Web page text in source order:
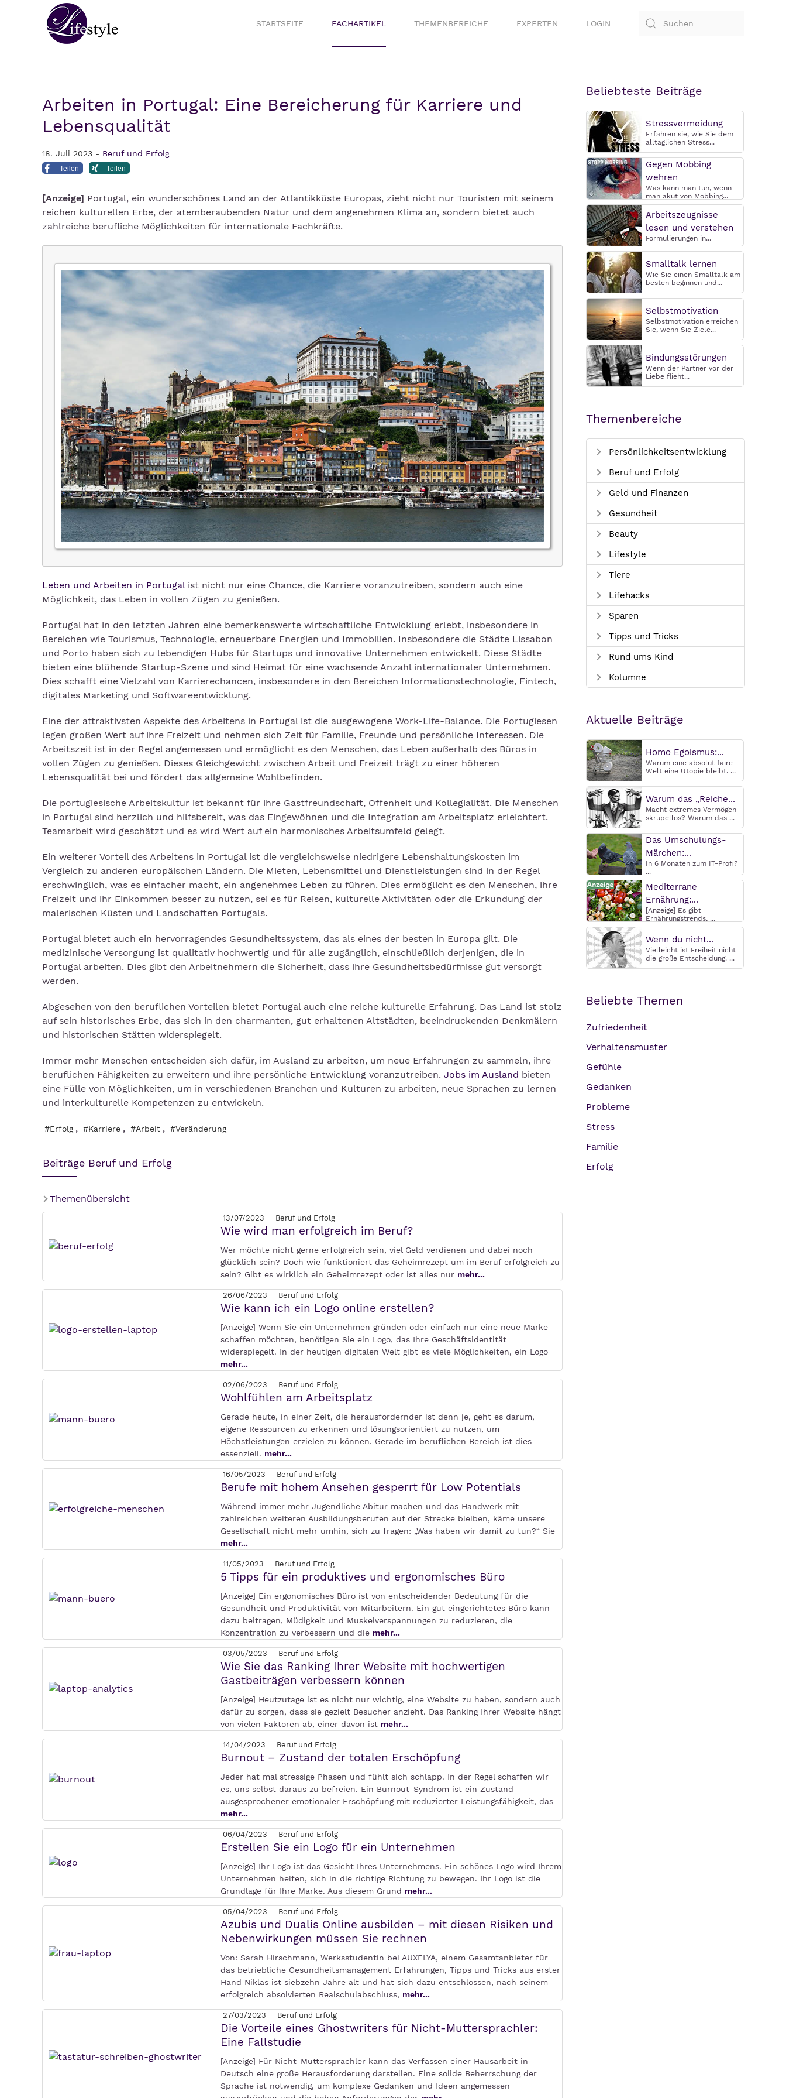
STARTSEITE FACHARTIKEL THEMENBEREICHE EXPERTEN LOGIN
Arbeiten in Portugal: Eine Bereicherung für Karriere und
Lebensqualität
18. Juli 2023 - Beruf und Erfolg
Teilen Teilen
[Anzeige] Portugal, ein wunderschönes Land an der Atlantikküste Europas, zieht nicht nur Touristen mit seinem
reichen kulturellen Erbe, der atemberaubenden Natur und dem angenehmen Klima an, sondern bietet auch
zahlreiche berufliche Möglichkeiten für internationale Fachkräfte.
Leben und Arbeiten in Portugalist nicht nur eine Chance, die Karriere voranzutreiben, sondern auch eine
Möglichkeit, das Leben in vollen Zügen zu genießen.
Portugal hat in den letzten Jahren eine bemerkenswerte wirtschaftliche Entwicklung erlebt, insbesondere in
Bereichen wie Tourismus, Technologie, erneuerbare Energien und Immobilien. Insbesondere die Städte Lissabon
und Porto haben sich zu lebendigen Hubs für Startups und innovative Unternehmen entwickelt. Diese Städte
bieten eine blühende Startup-Szene und sind Heimat für eine wachsende Anzahl internationaler Unternehmen.
Dies schafft eine Vielzahl von Karrierechancen, insbesondere in den Bereichen Informationstechnologie, Fintech,
digitales Marketing und Softwareentwicklung.
Eine der attraktivsten Aspekte des Arbeitens in Portugal ist die ausgewogene Work-Life-Balance. Die Portugiesen
legen großen Wert auf ihre Freizeit und nehmen sich Zeit für Familie, Freunde und persönliche Interessen. Die
Arbeitszeit ist in der Regel angemessen und ermöglicht es den Menschen, das Leben außerhalb des Büros in
vollen Zügen zu genießen. Dieses Gleichgewicht zwischen Arbeit und Freizeit trägt zu einer höheren
Lebensqualität bei und fördert das allgemeine Wohlbefinden.
Die portugiesische Arbeitskultur ist bekannt für ihre Gastfreundschaft, Offenheit und Kollegialität. Die Menschen
in Portugal sind herzlich und hilfsbereit, was das Eingewöhnen und die Integration am Arbeitsplatz erleichtert.
Teamarbeit wird geschätzt und es wird Wert auf ein harmonisches Arbeitsumfeld gelegt.
Ein weiterer Vorteil des Arbeitens in Portugal ist die vergleichsweise niedrigere Lebenshaltungskosten im
Vergleich zu anderen europäischen Ländern. Die Mieten, Lebensmittel und Dienstleistungen sind in der Regel
erschwinglich, was es einfacher macht, ein angenehmes Leben zu führen. Dies ermöglicht es den Menschen, ihre
Freizeit und ihr Einkommen besser zu nutzen, sei es für Reisen, kulturelle Aktivitäten oder die Erkundung der
malerischen Küsten und Landschaften Portugals.
Portugal bietet auch ein hervorragendes Gesundheitssystem, das als eines der besten in Europa gilt. Die
medizinische Versorgung ist qualitativ hochwertig und für alle zugänglich, einschließlich derjenigen, die in
Portugal arbeiten. Dies gibt den Arbeitnehmern die Sicherheit, dass ihre Gesundheitsbedürfnisse gut versorgt
werden.
Abgesehen von den beruflichen Vorteilen bietet Portugal auch eine reiche kulturelle Erfahrung. Das Land ist stolz
auf sein historisches Erbe, das sich in den charmanten, gut erhaltenen Altstädten, beeindruckenden Denkmälern
und historischen Stätten widerspiegelt.
Immer mehr Menschen entscheiden sich dafür, im Ausland zu arbeiten, um neue Erfahrungen zu sammeln, ihre
beruflichen Fähigkeiten zu erweitern und ihre persönliche Entwicklung voranzutreiben. Jobs im Ausland bieten
eine Fülle von Möglichkeiten, um in verschiedenen Branchen und Kulturen zu arbeiten, neue Sprachen zu lernen
und interkulturelle Kompetenzen zu entwickeln.
#Erfolg , #Karriere , #Arbeit , #Veränderung
Beiträge Beruf und Erfolg
Themenübersicht
13/07/2023 Beruf und Erfolg
Wie wird man erfolgreich im Beruf?
Wer möchte nicht gerne erfolgreich sein, viel Geld verdienen und dabei noch
glücklich sein? Doch wie funktioniert das Geheimrezept um im Beruf erfolgreich zu
sein? Gibt es wirklich ein Geheimrezept oder ist alles nur mehr...
26/06/2023 Beruf und Erfolg
Wie kann ich ein Logo online erstellen?
[Anzeige] Wenn Sie ein Unternehmen gründen oder einfach nur eine neue Marke
schaffen möchten, benötigen Sie ein Logo, das Ihre Geschäftsidentität
widerspiegelt. In der heutigen digitalen Welt gibt es viele Möglichkeiten, ein Logo
mehr...
02/06/2023 Beruf und Erfolg
Wohlfühlen am Arbeitsplatz
Gerade heute, in einer Zeit, die herausfordernder ist denn je, geht es darum,
eigene Ressourcen zu erkennen und lösungsorientiert zu nutzen, um
Höchstleistungen erzielen zu können. Gerade im beruflichen Bereich ist dies
essenziell. mehr...
16/05/2023 Beruf und Erfolg
Berufe mit hohem Ansehen gesperrt für Low Potentials
Während immer mehr Jugendliche Abitur machen und das Handwerk mit
zahlreichen weiteren Ausbildungsberufen auf der Strecke bleiben, käme unsere
Gesellschaft nicht mehr umhin, sich zu fragen: „Was haben wir damit zu tun?“ Sie
mehr...
11/05/2023 Beruf und Erfolg
5 Tipps für ein produktives und ergonomisches Büro
[Anzeige] Ein ergonomisches Büro ist von entscheidender Bedeutung für die
Gesundheit und Produktivität von Mitarbeitern. Ein gut eingerichtetes Büro kann
dazu beitragen, Müdigkeit und Muskelverspannungen zu reduzieren, die
Konzentration zu verbessern und die mehr...
03/05/2023 Beruf und Erfolg
Wie Sie das Ranking Ihrer Website mit hochwertigen
Gastbeiträgen verbessern können
[Anzeige] Heutzutage ist es nicht nur wichtig, eine Website zu haben, sondern auch
dafür zu sorgen, dass sie gezielt Besucher anzieht. Das Ranking Ihrer Website hängt
von vielen Faktoren ab, einer davon ist mehr...
14/04/2023 Beruf und Erfolg
Burnout – Zustand der totalen Erschöpfung
Jeder hat mal stressige Phasen und fühlt sich schlapp. In der Regel schaffen wir
es, uns selbst daraus zu befreien. Ein Burnout-Syndrom ist ein Zustand
ausgesprochener emotionaler Erschöpfung mit reduzierter Leistungsfähigkeit, das
mehr...
06/04/2023 Beruf und Erfolg
Erstellen Sie ein Logo für ein Unternehmen
[Anzeige] Ihr Logo ist das Gesicht Ihres Unternehmens. Ein schönes Logo wird Ihrem
Unternehmen helfen, sich in die richtige Richtung zu bewegen. Ihr Logo ist die
Grundlage für Ihre Marke. Aus diesem Grund mehr...
05/04/2023 Beruf und Erfolg
Azubis und Dualis Online ausbilden – mit diesen Risiken und
Nebenwirkungen müssen Sie rechnen
Von: Sarah Hirschmann, Werksstudentin bei AUXELYA, einem Gesamtanbieter für
das betriebliche Gesundheitsmanagement Erfahrungen, Tipps und Tricks aus erster
Hand Niklas ist siebzehn Jahre alt und hat sich dazu entschlossen, nach seinem
erfolgreich absolvierten Realschulabschluss, mehr...
27/03/2023 Beruf und Erfolg
Die Vorteile eines Ghostwriters für Nicht-Muttersprachler:
Eine Fallstudie
[Anzeige] Für Nicht-Muttersprachler kann das Verfassen einer Hausarbeit in
Deutsch eine große Herausforderung darstellen. Eine solide Beherrschung der
Sprache ist notwendig, um komplexe Gedanken und Ideen angemessen
Beliebteste Beiträge
Stressvermeidung
Erfahren sie, wie Sie dem
alltäglichen Stress...
Gegen Mobbing
wehren
Was kann man tun, wenn
man akut von Mobbing...
Arbeitszeugnisse
lesen und verstehen
Formulierungen in...
Smalltalk lernen
Wie Sie einen Smalltalk am
besten beginnen und...
Selbstmotivation
Selbstmotivation erreichen
Sie, wenn Sie Ziele...
Bindungsstörungen
Wenn der Partner vor der
Liebe flieht...
Themenbereiche
Persönlichkeitsentwicklung
Beruf und Erfolg
Geld und Finanzen
Gesundheit
Beauty
Lifestyle
Tiere
Lifehacks
Sparen
Tipps und Tricks
Rund ums Kind
Kolumne
Aktuelle Beiträge
Homo Egoismus:...
Warum eine absolut faire
Welt eine Utopie bleibt. ...
Warum das „Reiche...
Macht extremes Vermögen
skrupellos? Warum das ...
Das Umschulungs-
Märchen:...
In 6 Monaten zum IT-Profi?
...
Mediterrane
Ernährung:...
[Anzeige] Es gibt
Ernährungstrends, ...
Wenn du nicht...
Vielleicht ist Freiheit nicht
die große Entscheidung. ...
Beliebte Themen
Zufriedenheit
Verhaltensmuster
Gefühle
Gedanken
Probleme
Stress
Familie
Erfolg